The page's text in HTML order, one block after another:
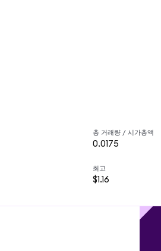
총 거래량 / 시가총액
0.0175
최고
$1.16